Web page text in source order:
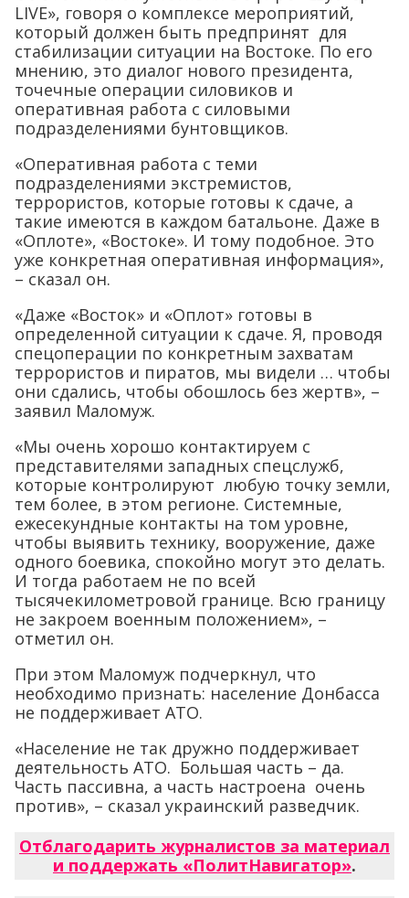
LIVE», говоря о комплексе мероприятий,
который должен быть предпринят для
стабилизации ситуации на Востоке. По его
мнению, это диалог нового президента,
точечные операции силовиков и
оперативная работа с силовыми
подразделениями бунтовщиков.
«Оперативная работа с теми
подразделениями экстремистов,
террористов, которые готовы к сдаче, а
такие имеются в каждом батальоне. Даже в
«Оплоте», «Востоке». И тому подобное. Это
уже конкретная оперативная информация»,
– сказал он.
«Даже «Восток» и «Оплот» готовы в
определенной ситуации к сдаче. Я, проводя
спецоперации по конкретным захватам
террористов и пиратов, мы видели … чтобы
они сдались, чтобы обошлось без жертв», –
заявил Маломуж.
«Мы очень хорошо контактируем с
представителями западных спецслужб,
которые контролируют любую точку земли,
тем более, в этом регионе. Системные,
ежесекундные контакты на том уровне,
чтобы выявить технику, вооружение, даже
одного боевика, спокойно могут это делать.
И тогда работаем не по всей
тысячекилометровой границе. Всю границу
не закроем военным положением», –
отметил он.
При этом Маломуж подчеркнул, что
необходимо признать: население Донбасса
не поддерживает АТО.
«Население не так дружно поддерживает
деятельность АТО. Большая часть – да.
Часть пассивна, а часть настроена очень
против», – сказал украинский разведчик.
Отблагодарить журналистов за материал
и поддержать «ПолитНавигатор».